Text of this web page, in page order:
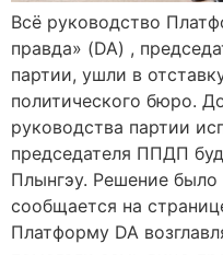
Всё руководство
правда» (DA) ,
партии, ушли в
политического бюро.
руководства партии
председателя ППДП
Плынгэу. Решение было
сообщается на
Платформу DA